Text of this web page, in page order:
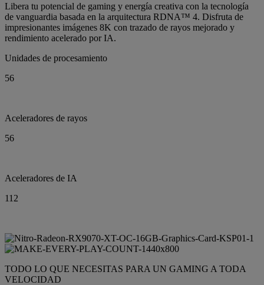
Libera tu potencial de gaming y energía creativa con la tecnología
de vanguardia basada en la arquitectura RDNA™ 4. Disfruta de
impresionantes imágenes 8K con trazado de rayos mejorado y
rendimiento acelerado por IA.
Unidades de procesamiento
56
Aceleradores de rayos
56
Aceleradores de IA
112
TODO LO QUE NECESITAS PARA UN GAMING A TODA
VELOCIDAD